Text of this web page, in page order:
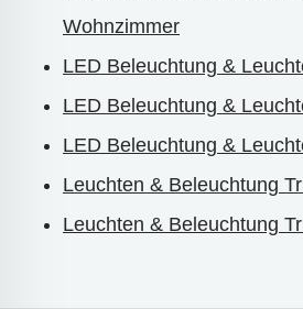
Wohnzimmer
LED Beleuchtung &
LED Beleuchtung &
LED Beleuchtung &
Leuchten & Beleuchtung
Leuchten & Beleuchtung